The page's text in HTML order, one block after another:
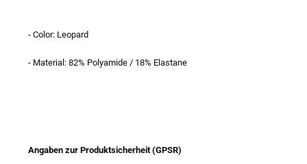
- Color: Leopard
- Material: 82% Polyamide / 18% Elastane
Angaben zur Produktsicherheit (GPSR)